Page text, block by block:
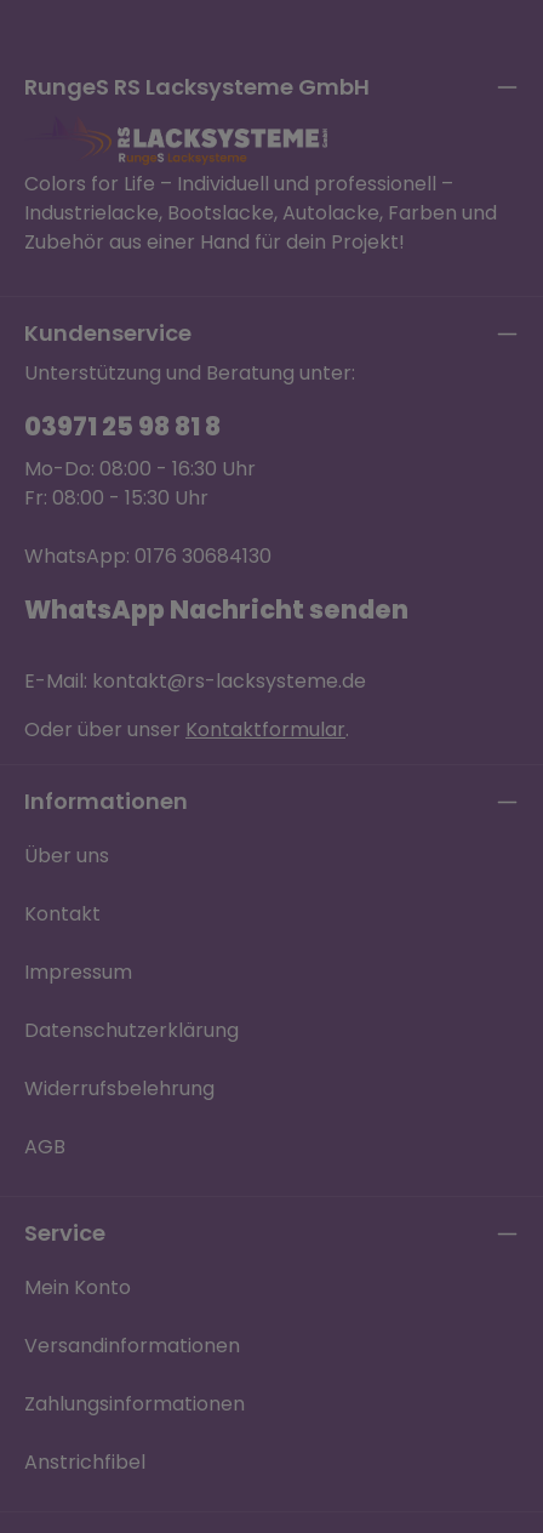
RungeS RS Lacksysteme GmbH
Colors for Life – Individuell und professionell –
Industrielacke, Bootslacke, Autolacke, Farben und
Zubehör aus einer Hand für dein Projekt!
Kundenservice
Unterstützung und Beratung unter:
03971 25 98 81 8
Mo-Do: 08:00 - 16:30 Uhr
Fr: 08:00 - 15:30 Uhr
WhatsApp: 0176 30684130
WhatsApp Nachricht senden
E-Mail: kontakt@rs-lacksysteme.de
Oder über unser Kontaktformular.
Informationen
Über uns
Kontakt
Impressum
Datenschutzerklärung
Widerrufsbelehrung
AGB
Service
Mein Konto
Versandinformationen
Zahlungsinformationen
Anstrichfibel